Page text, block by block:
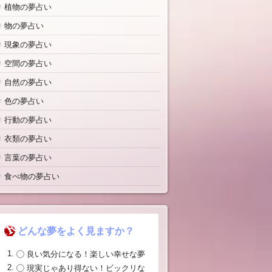
植物の夢占い
物の夢占い
現象の夢占い
空間の夢占い
自然の夢占い
色の夢占い
行動の夢占い
衣類の夢占い
言葉の夢占い
食べ物の夢占い
どんな夢をよく見ますか？
良い気分になる！楽しい幸せな夢
現実じゃあり得ない！ビックリな